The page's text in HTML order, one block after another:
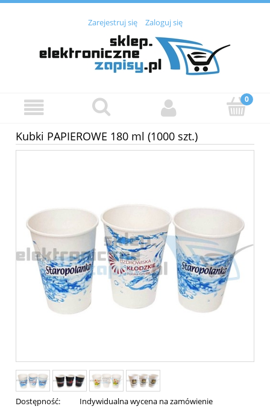
Zarejestruj się Zaloguj się
Kubki PAPIEROWE 180 ml (1000 szt.)
Dostępność: Indywidualna wycena na zamówienie